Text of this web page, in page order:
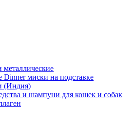
Dinner миски на подставке
(Индия)
и шампуни для кошек и собак